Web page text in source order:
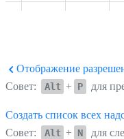
Отображение
Совет:
Alt + P для
Создать список всех
Совет:
Alt + N для